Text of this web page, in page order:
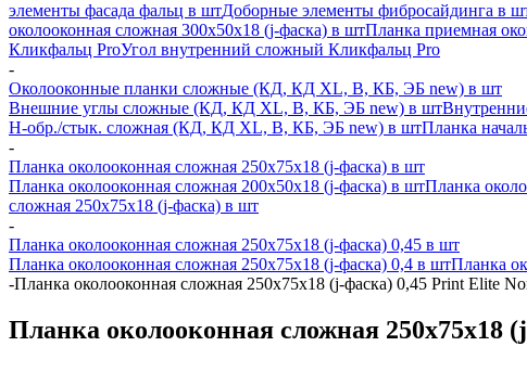
элементы фасада фальц в штДоборные элементы фибросайдинга в
околооконная сложная 300х50х18 (j-фаска) в штПланка приемная
Кликфальц ProУгол внутренний сложный Кликфальц Pro
-
Околооконные планки сложные (КД, КД XL, В, КБ, ЭБ new) в шт
Внешние углы сложные (КД, КД XL, В, КБ, ЭБ new) в шт
H-обр./стык. сложная (КД, КД XL, В, КБ, ЭБ new) в штПланка
-
Планка околооконная сложная 250х75х18 (j-фаска) в шт
Планка околооконная сложная 200х50х18 (j-фаска) в штПланка
сложная 250х75х18 (j-фаска) в шт
-
Планка околооконная сложная 250х75х18 (j-фаска) 0,45 в шт
Планка околооконная сложная 250х75х18 (j-фаска) 0,4 в штПланка
-Планка околооконная сложная 250х75х18 (j-фаска) 0,45 Print Elite
Планка околооконная сложная